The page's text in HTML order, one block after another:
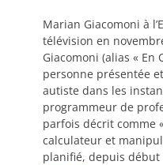
Marian Giacomoni à
télévision en
Giacomoni (alias « En
personne présentée
autiste dans les
programmeur de
parfois décrit comme
calculateur et
planifié, depuis début